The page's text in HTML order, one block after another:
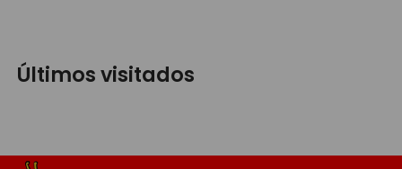
Últimos visitados